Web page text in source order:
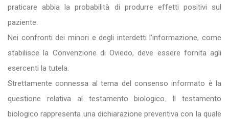
praticare abbia la probabilità di produrre effetti positivi sul
paziente.
Nei confronti dei minori e degli interdetti l'informazione, come
stabilisce la Convenzione di Oviedo, deve essere fornita agli
esercenti la tutela.
Strettamente connessa al tema del consenso informato è la
questione relativa al testamento biologico. Il testamento
biologico rappresenta una dichiarazione preventiva con la quale